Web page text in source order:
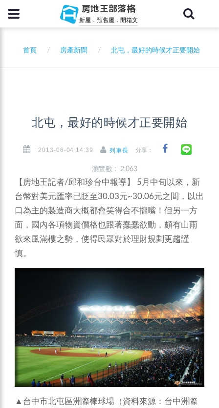
房地王部落格
新屋．預售屋．開箱文
首頁 房產新聞 北屯，最好的時候才正要開始
北屯，最好的時候才正要開始
2013-06-04 14:39 列車長 分享：
瀏覽數 : 2,063
【房地王記者/邱和珍台中報導】 5月中旬以來，新
台幣對美元匯率已貶至30.03元~30.06元之間，以出
口為主的製造商大概都會笑得合不攏嘴！但另一方
面，國內各項物資價格也跟著蠢蠢欲動，頗有山雨
欲來風滿樓之勢，使得民眾對於理財規劃更趨謹
慎。
▲台中市北屯區洲際棒球場（資料來源：台中洲際